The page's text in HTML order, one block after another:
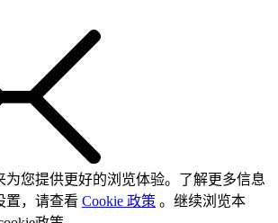
为您提供更好的浏览体验。了解更多信息
置，请查看 Cookie 政策 。继续浏览本